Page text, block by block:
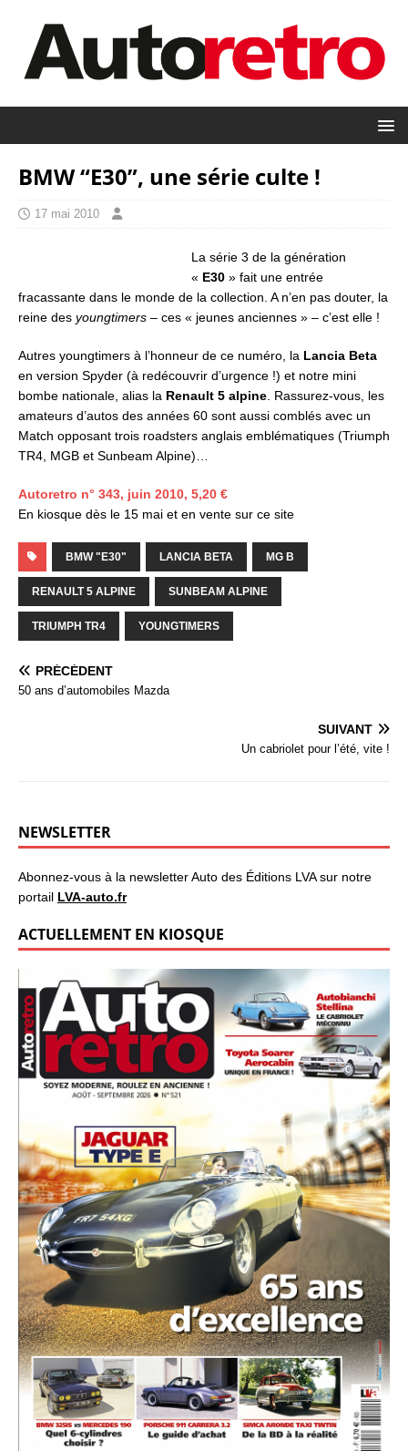
BMW “E30”, une série culte !
17 mai 2010
La série 3 de la génération
« E30 » fait une entrée
fracassante dans le monde de la collection. A n’en pas douter, la
reine des youngtimers – ces « jeunes anciennes » – c’est elle !
Autres youngtimers à l’honneur de ce numéro, la Lancia Beta
en version Spyder (à redécouvrir d’urgence !) et notre mini
bombe nationale, alias la Renault 5 alpine . Rassurez-vous, les
amateurs d’autos des années 60 sont aussi comblés avec un
Match opposant trois roadsters anglais emblématiques (Triumph
TR4, MGB et Sunbeam Alpine)…
Autoretro n° 343, juin 2010, 5,20 €
En kiosque dès le 15 mai et en vente sur ce site
BMW "E30" LANCIA BETA MG B
RENAULT 5 ALPINE SUNBEAM ALPINE
TRIUMPH TR4 YOUNGTIMERS
PRÉCÉDENT
50 ans d’automobiles Mazda
SUIVANT
Un cabriolet pour l’été, vite !
NEWSLETTER
Abonnez-vous à la newsletter Auto des Éditions LVA sur notre
portail LVA-auto.fr
ACTUELLEMENT EN KIOSQUE